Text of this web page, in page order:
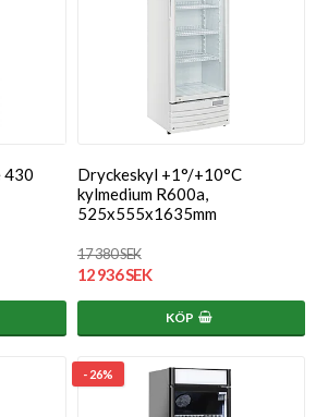
430
Dryckeskyl +1°/+10°C
kylmedium R600a,
525x555x1635mm
17 380 SEK
12 936 SEK
KÖP
- 26%